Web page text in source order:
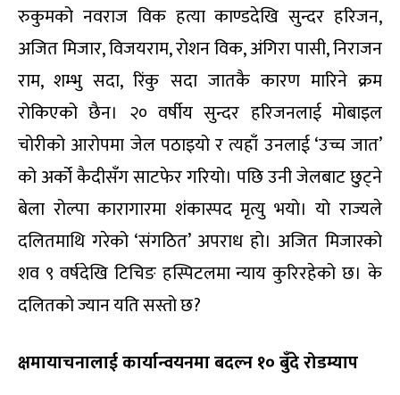
रुकुमको नवराज विक हत्या काण्डदेखि सुन्दर हरिजन,
अजित मिजार, विजयराम, रोशन विक, अंगिरा पासी, निराजन
राम, शम्भु सदा, रिंकु सदा जातकै कारण मारिने क्रम
रोकिएको छैन। २० वर्षीय सुन्दर हरिजनलाई मोबाइल
चोरीको आरोपमा जेल पठाइयो र त्यहाँ उनलाई ‘उच्च जात’
को अर्को कैदीसँग साटफेर गरियो। पछि उनी जेलबाट छुट्ने
बेला रोल्पा कारागारमा शंकास्पद मृत्यु भयो। यो राज्यले
दलितमाथि गरेको ‘संगठित’ अपराध हो। अजित मिजारको
शव ९ वर्षदेखि टिचिङ हस्पिटलमा न्याय कुरिरहेको छ। के
दलितको ज्यान यति सस्तो छ?
क्षमायाचनालाई कार्यान्वयनमा बदल्न १० बुँदे रोडम्याप